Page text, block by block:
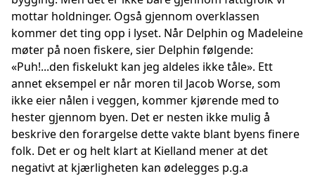
mottar holdninger. Også gjennom overklassen
kommer det ting opp i lyset. Når Delphin og Madeleine
møter på noen fiskere, sier Delphin følgende:
«Puh!...den fiskelukt kan jeg aldeles ikke tåle». Ett
annet eksempel er når moren til Jacob Worse, som
ikke eier nålen i veggen, kommer kjørende med to
hester gjennom byen. Det er nesten ikke mulig å
beskrive den forargelse dette vakte blant byens finere
folk. Det er og helt klart at Kielland mener at det
negativt at kjærligheten kan ødelegges p.g.a